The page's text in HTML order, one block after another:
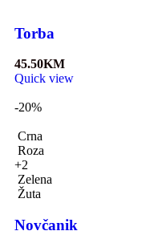
Torba
45.50KM
Quick view
-20%
Crna
Roza
+2
Zelena
Žuta
Novčanik